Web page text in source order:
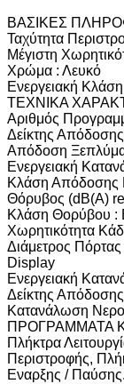
ΒΑΣΙΚΕΣ
Ταχύτητα
Μέγιστη
Χρώμα : Λευκό
Ενεργειακή
TEXNIKA
Αριθμός
Δείκτης
Απόδοση
Ενεργειακή
Κλάση Απόδοσης
Θόρυβος (dB(A)
Κλάση Θορύβου :
Χωρητικότητα
Διάμετρος
Display
Ενεργειακή
Δείκτης
Κατανάλωση
ΠΡΟΓΡΑΜΜΑΤΑ
Πλήκτρα
Περιστροφής,
Εναρξης / Παύσης.